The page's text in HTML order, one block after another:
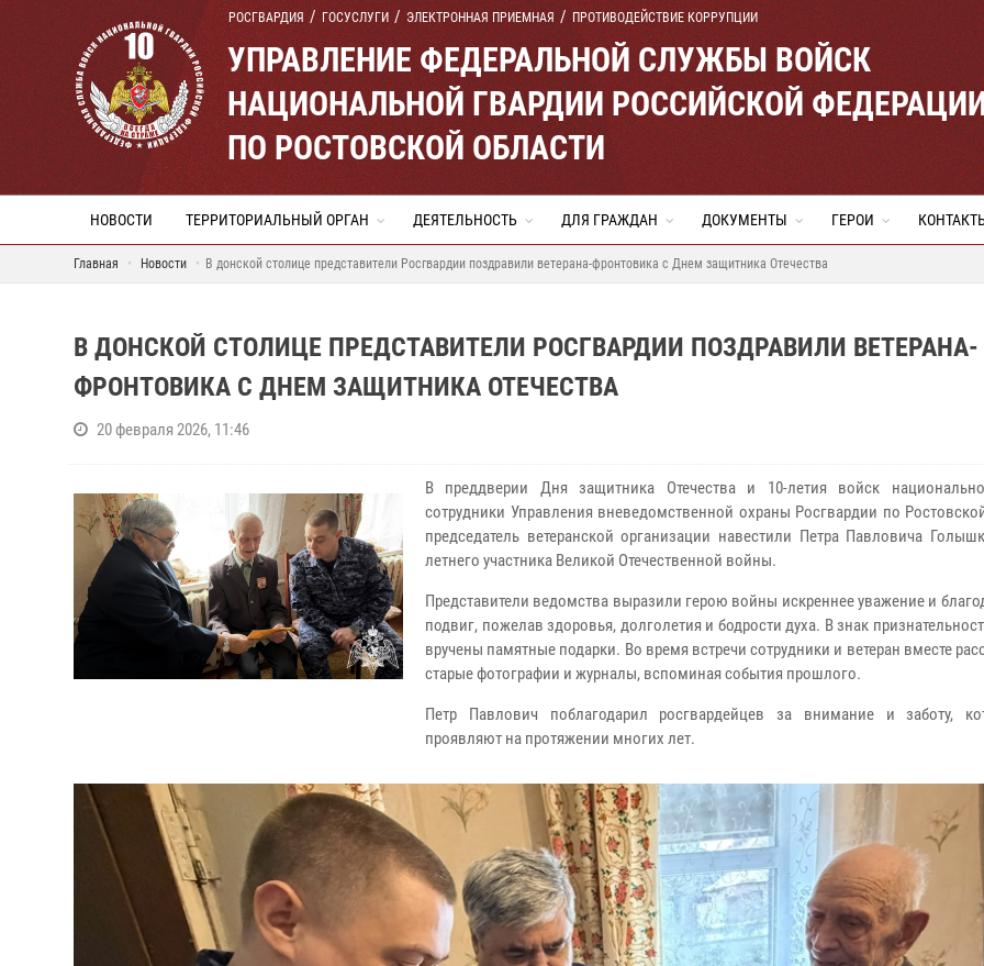
РОСГВАРДИЯ ГОСУСЛУГИ ЭЛЕКТРОННАЯ ПРИЕМНАЯ ПРОТИВОДЕЙСТВИЕ КОРРУПЦИИ
УПРАВЛЕНИЕ ФЕДЕРАЛЬНОЙ СЛУЖБЫ ВОЙСК
НАЦИОНАЛЬНОЙ ГВАРДИИ РОССИЙСКОЙ
ПО РОСТОВСКОЙ ОБЛАСТИ
НОВОСТИ ТЕРРИТОРИАЛЬНЫЙ ОРГАН ДЕЯТЕЛЬНОСТЬ ДЛЯ ГРАЖДАН ДОКУМЕНТЫ ГЕРОИ
Главная Новости В донской столице представители Росгвардии поздравили ветерана-фронтовика с Днем защитника Отечества
В ДОНСКОЙ СТОЛИЦЕ ПРЕДСТАВИТЕЛИ РОСГВАРДИИ ПОЗДРАВИЛИ ВЕТЕРАНА-
ФРОНТОВИКА С ДНЕМ ЗАЩИТНИКА ОТЕЧЕСТВА
20 февраля 2026, 11:46
В преддверии Дня защитника Отечества и 10-летия войск
сотрудники Управления вневедомственной охраны Росгвардии по
председатель ветеранской организации навестили Петра Павловича
летнего участника Великой Отечественной войны.
Представители ведомства выразили герою войны искреннее уважение и
подвиг, пожелав здоровья, долголетия и бодрости духа. В знак
вручены памятные подарки. Во время встречи сотрудники и ветеран вместе
старые фотографии и журналы, вспоминая события прошлого.
Петр Павлович поблагодарил росгвардейцев за внимание и заботу,
проявляют на протяжении многих лет.